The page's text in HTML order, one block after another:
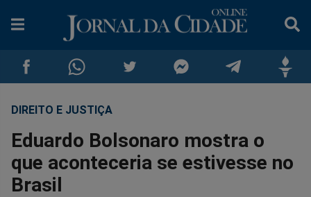
Compartilhar
no
Facebook
Compartilhar
no
Whatsapp
Compartilhar
no
no
no
DIREITO E JUSTIÇA
Eduardo Bolsonaro mostra o
que aconteceria se estivesse no
Brasil